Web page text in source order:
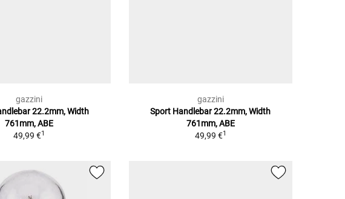
gazzini
22.2mm, Width
761mm, ABE
49,99 €1
gazzini
Sport Handlebar 22.2mm, Width
761mm, ABE
49,99 €1